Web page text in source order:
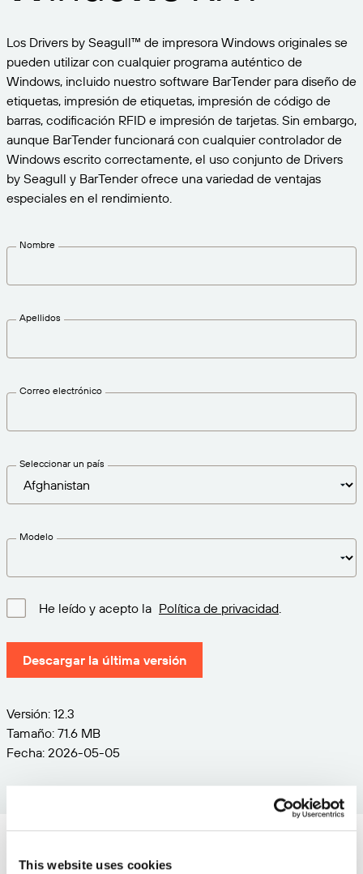
This website uses cookies
Imprima
SEGUIMIENTO DE ARTÍCULOS E INVENTARIO
BarTender Track & Trace
Prueba gratuita
Estándares admitidos
Más información
POR SECTOR
Aeroespacial
Productos químicos
Dispositivos médicos
Servicios profesionales
FORMACIÓN
Casos de éxito
Blog
CONECTAR
Prensa
Expanda su negocio. Ofrezca más a su clientela.
Directorio de socios
Encuentre un socio de BarTender y solicite
presupuestos y servicios a través del directorio de
socios.
Obtenga ayuda y respuestas a las preguntas más
frecuentes, así como artículos prácticos, en la base
de conocimientos de BarTender.
Contactar con el soporte técnico
asistencia técnica sobre todos los productos
Consiga el nivel de soporte adecuado para las
Spanish Log In
Portal del cliente
Portal de socios
BarTender Cloud
Software de Seagull
Los Drivers by Seagull™ de impresora Windows originales se
pueden utilizar con cualquier programa auténtico de
Windows, incluido nuestro software BarTender para diseño de
etiquetas, impresión de etiquetas, impresión de código de
barras, codificación RFID e impresión de tarjetas. Sin embargo,
aunque BarTender funcionará con cualquier controlador de
Windows escrito correctamente, el uso conjunto de Drivers
by Seagull y BarTender ofrece una variedad de ventajas
especiales en el rendimiento.
Nombre
Apellidos
Correo electrónico
Seleccionar un país
Modelo
He leído y acepto la Política de privacidad.
Descargar la última versión
Versión: 12.3
Tamaño: 71.6 MB
Fecha: 2026-05-05